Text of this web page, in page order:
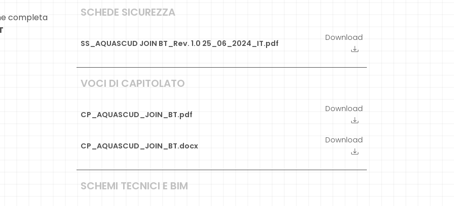
completa
SCHEDE SICUREZZA
SS_AQUASCUD JOIN BT_Rev. 1.0 25_06_2024_IT.pdf
Download
VOCI DI CAPITOLATO
CP_AQUASCUD_JOIN_BT.pdf
Download
CP_AQUASCUD_JOIN_BT.docx
Download
SCHEMI TECNICI E BIM